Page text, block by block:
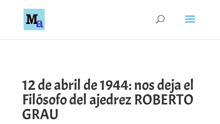
12 de abril de 1944: nos deja el
Filósofo del ajedrez ROBERTO
GRAU